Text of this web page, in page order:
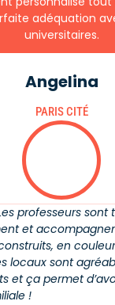
adéquation
universitaires.
Angelina
PARIS CITÉ
professeurs sont
et
en
locaux sont
et ça permet
!